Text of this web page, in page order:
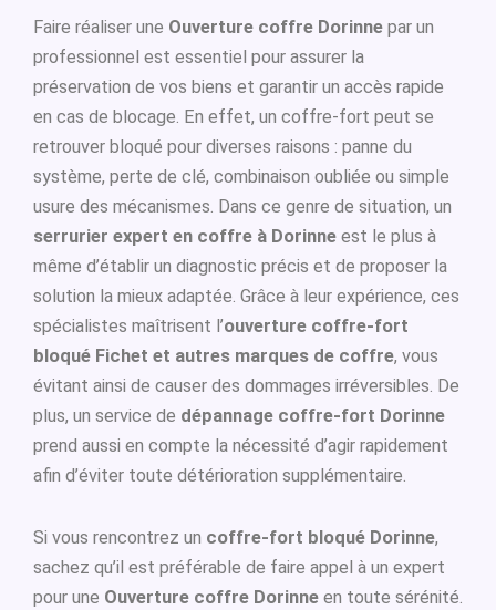
Faire réaliser une Ouverture coffre Dorinne par un
professionnel est essentiel pour assurer la
préservation de vos biens et garantir un accès rapide
en cas de blocage. En effet, un coffre-fort peut se
retrouver bloqué pour diverses raisons : panne du
système, perte de clé, combinaison oubliée ou simple
usure des mécanismes. Dans ce genre de situation, un
serrurier expert en coffre à Dorinne est le plus à
même d’établir un diagnostic précis et de proposer la
solution la mieux adaptée. Grâce à leur expérience, ces
spécialistes maîtrisent l’ouverture coffre-fort
bloqué Fichet et autres marques de coffre, vous
évitant ainsi de causer des dommages irréversibles. De
plus, un service de dépannage coffre-fort Dorinne
prend aussi en compte la nécessité d’agir rapidement
afin d’éviter toute détérioration supplémentaire.
Si vous rencontrez un coffre-fort bloqué Dorinne,
sachez qu’il est préférable de faire appel à un expert
pour une Ouverture coffre Dorinne en toute sérénité.